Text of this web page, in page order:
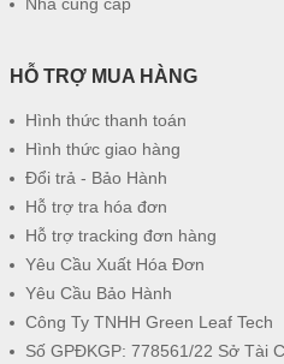
HỖ TRỢ MUA HÀNG
Hình thức thanh toán
Hình thức giao hàng
Đổi trả - Bảo Hành
Hỗ trợ tra hóa đơn
Hỗ trợ tracking đơn hàng
Yêu Cầu Xuất Hóa Đơn
Yêu Cầu Bảo Hành
Công Ty TNHH Green Leaf Tech
Số GPĐKGP: 778561/22 Sở Tài